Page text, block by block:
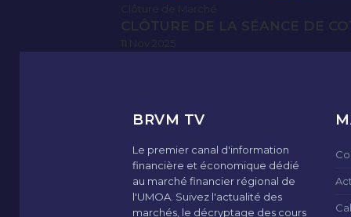
CLÔTURE DE LA SÉANCE DE
BRVM TV
Le premier canal d'information
financière et économique dédié
au marché financier régional de
l'UMOA. Suivez l'actualité des
marchés, le décryptage des cours